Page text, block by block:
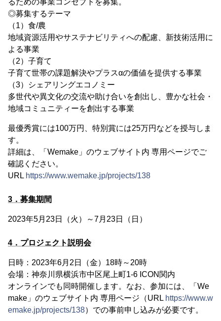
◎募集するテーマ
（1）食/農
地域資源活用やサステナビリティへの配慮、新技術活用に
よる事業
（2）子育て
子育て世帯の課題解決やプラスαの価値を提供する事業
（3）シェアリングエコノミー
多世代や異文化の交流や助け合いを創出し、豊かな社会・
地域コミュニティーを創出する事業
最優秀賞には100万円、特別賞には25万円などを授与しま
す。
詳細は、「Wemake」のウェブサイト内 専用ページでご
確認ください。
URL https://www.wemake.jp/projects/138
3．募集期間
2023年5月23日（火）～7月23日（日）
4．プロジェクト説明会
日時：2023年6月2日（金）18時～20時
会場：神奈川県横浜市中区尾上町1-6 ICON関内
オンラインでも同時開催します。なお、参加には、「We
make」のウェブサイト内 専用ページ（URL https://www.w
emake.jp/projects/138）での事前申し込みが必要です。